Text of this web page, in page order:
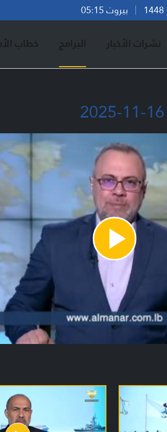
بيروت 05:15
نشرات الأخبار البرامج خطاب
Play
Video